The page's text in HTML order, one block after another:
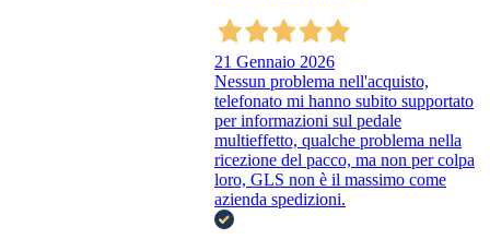
21 Gennaio 2026
Nessun problema nell'acquisto,
telefonato mi hanno subito supportato
per informazioni sul pedale
multieffetto, qualche problema nella
ricezione del pacco, ma non per colpa
loro, GLS non è il massimo come
azienda spedizioni.